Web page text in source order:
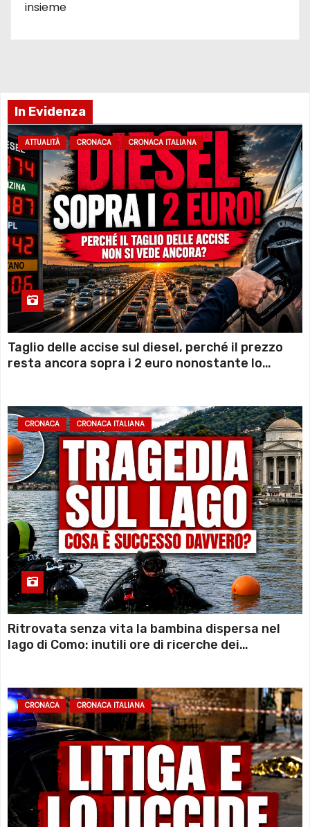
insieme
In Evidenza
ATTUALITÀ CRONACA CRONACA ITALIANA
Taglio delle accise sul diesel, perché il prezzo
resta ancora sopra i 2 euro nonostante lo
CRONACA CRONACA ITALIANA
Ritrovata senza vita la bambina dispersa nel
lago di Como: inutili ore di ricerche dei
CRONACA CRONACA ITALIANA